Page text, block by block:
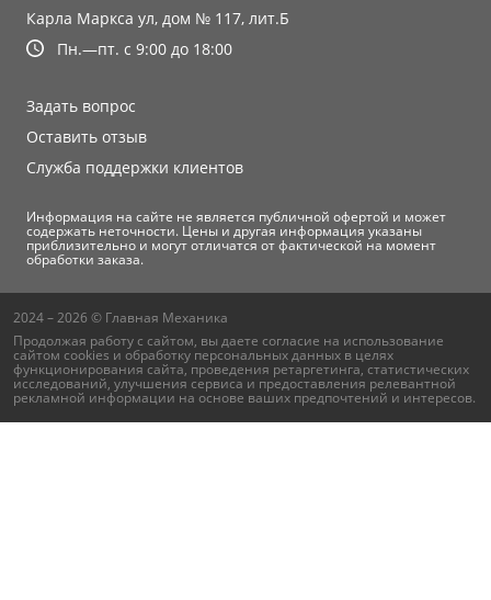
Карла Маркса ул, дом № 117, лит.Б
Пн.—пт. с 9:00 до 18:00
Задать вопрос
Оставить отзыв
Служба поддержки клиентов
Информация на сайте не является публичной офертой и может
содержать неточности. Цены и другая информация указаны
приблизительно и могут отличатся от фактической на момент
обработки заказа.
2024 – 2026 © Главная Механика
Продолжая работу с сайтом, вы даете согласие на использование
сайтом cookies и обработку персональных данных в целях
функционирования сайта, проведения ретаргетинга, статистических
исследований, улучшения сервиса и предоставления релевантной
рекламной информации на основе ваших предпочтений и интересов.